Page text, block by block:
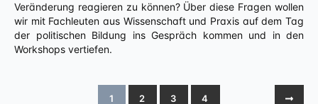
Veränderung reagieren zu können? Über diese Fragen wollen
wir mit Fachleuten aus Wissenschaft und Praxis auf dem Tag
der politischen Bildung ins Gespräch kommen und in den
Workshops vertiefen.
1 2 3 4